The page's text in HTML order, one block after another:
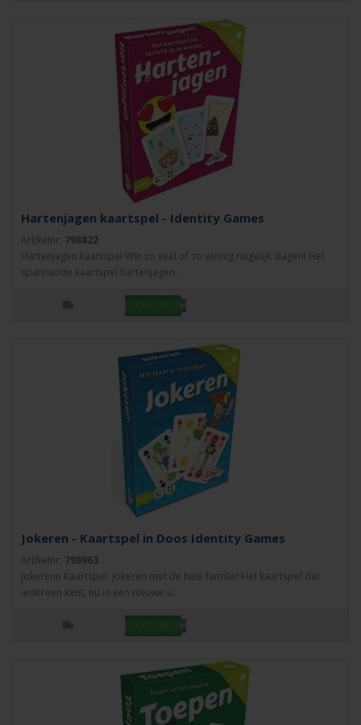
Hartenjagen kaartspel - Identity Games
Artikelnr: 798822
Hartenjagen kaartspel Win zo veel of zo weinig nogelijk slagen! Het
spannende kaartspel hartenjagen ..
Jokeren - Kaartspel in Doos Identity Games
Artikelnr: 798963
Jokerenn Kaartspel. Jokeren met de hele familie! Het kaartspel dat
iedereen kent, nu in een nieuwe u..